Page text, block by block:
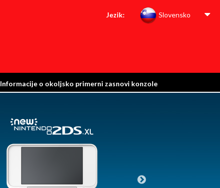
Jezik: Slovensko
Informacije o okoljsko primerni zasnovi konzole